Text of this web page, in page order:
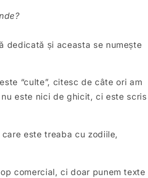
dedicată și aceasta se numește
“culte”, citesc de câte ori am
este nici de ghicit, ci este scris
este treaba cu zodiile,
comercial, ci doar punem texte